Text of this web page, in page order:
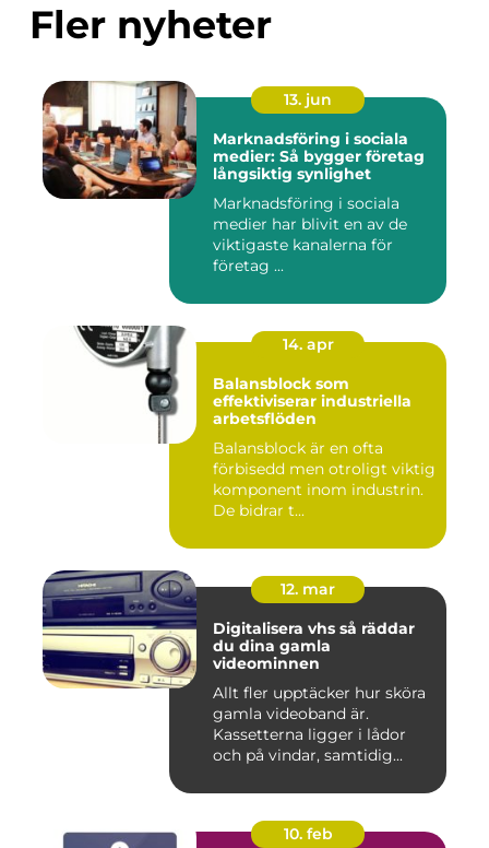
Fler nyheter
13. jun
Marknadsföring i sociala
medier: Så bygger företag
långsiktig synlighet
Marknadsföring i sociala
medier har blivit en av de
viktigaste kanalerna för
företag ...
14. apr
Balansblock som
effektiviserar industriella
arbetsflöden
Balansblock är en ofta
förbisedd men otroligt viktig
komponent inom industrin.
De bidrar t...
12. mar
Digitalisera vhs så räddar
du dina gamla
videominnen
Allt fler upptäcker hur sköra
gamla videoband är.
Kassetterna ligger i lådor
och på vindar, samtidig...
10. feb